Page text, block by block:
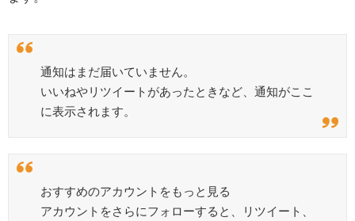
通知はまだ届いていません。
いいねやリツイートがあったときなど、通知がここ
に表示されます。
おすすめのアカウントをもっと見る
アカウントをさらにフォローすると、リツイート、